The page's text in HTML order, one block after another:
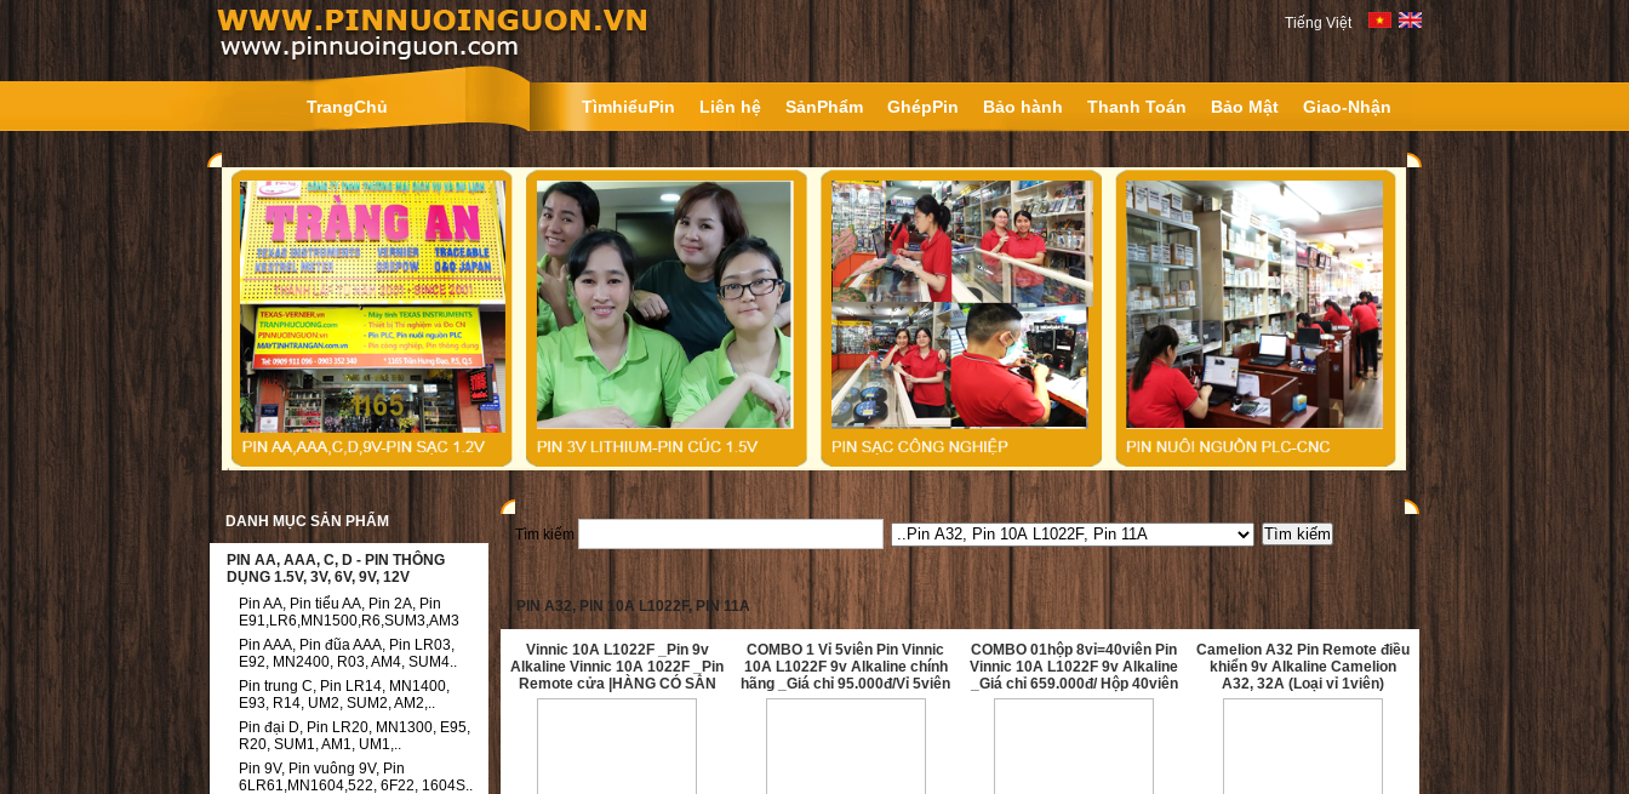
Tiếng Việt
TrangChủ TìmhiểuPin Liên hệ SảnPhẩm GhépPin Bảo hành Thanh Toán Bảo Mật Giao-Nhận
DANH MỤC SẢN PHẨM
PIN AA, AAA, C, D - PIN THÔNG
DỤNG 1.5V, 3V, 6V, 9V, 12V
Pin AA, Pin tiểu AA, Pin 2A, Pin
E91,LR6,MN1500,R6,SUM3,AM3
Pin AAA, Pin đũa AAA, Pin LR03,
E92, MN2400, R03, AM4, SUM4..
Pin trung C, Pin LR14, MN1400,
E93, R14, UM2, SUM2, AM2,..
Pin đại D, Pin LR20, MN1300, E95,
R20, SUM1, AM1, UM1,..
Pin 9V, Pin vuông 9V, Pin
6LR61,MN1604,522, 6F22, 1604S..
Tìm kiếm
PIN A32, PIN 10A L1022F, PIN 11A
Vinnic 10A L1022F _Pin 9v
Alkaline Vinnic 10A 1022F _Pin
Remote cửa |HÀNG CÓ SẲN
COMBO 1 Vỉ 5viên Pin Vinnic
10A L1022F 9v Alkaline chính
hãng _Giá chỉ 95.000đ/Vỉ 5viên
COMBO 01hộp 8vỉ=40viên Pin
Vinnic 10A L1022F 9v Alkaline
_Giá chỉ 659.000đ/ Hộp 40viên
Camelion A32 Pin Remote điều
khiển 9v Alkaline Camelion
A32, 32A (Loại vỉ 1viên)